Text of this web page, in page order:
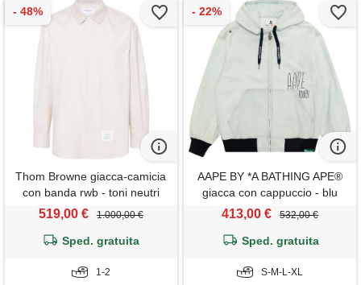
Thom Browne giacca-camicia
con banda rwb - toni neutri
519,00 € 1.000,00 €
Sped. gratuita
1-2
AAPE BY *A BATHING APE®
giacca con cappuccio - blu
413,00 € 532,00 €
Sped. gratuita
S-M-L-XL